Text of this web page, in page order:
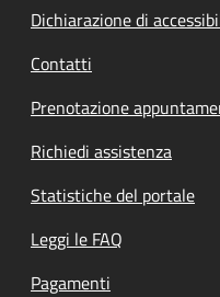
Dichiarazione di
Contatti
Prenotazione
Richiedi assistenza
Statistiche del portale
Leggi le FAQ
Pagamenti